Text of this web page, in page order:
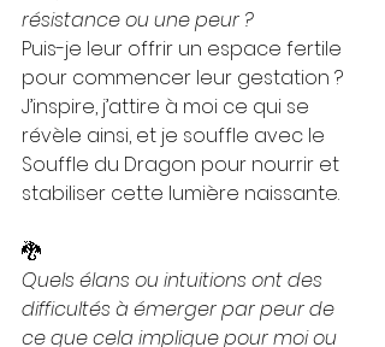
résistance ou une peur ?
Puis-je leur offrir un espace fertile
pour commencer leur gestation ?
J’inspire, j’attire à moi ce qui se
révèle ainsi, et je souffle avec le
Souffle du Dragon pour nourrir et
stabiliser cette lumière naissante.
🐉
Quels élans ou intuitions ont des
difficultés à émerger par peur de
ce que cela implique pour moi ou